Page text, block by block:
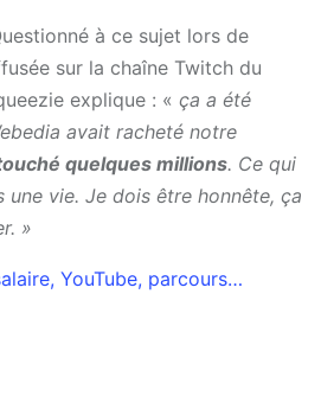
à ce sujet lors de
sur la chaîne Twitch du
explique : « ça a été
avait racheté notre
quelques millions. Ce qui
une vie. Je dois être honnête, ça
»
YouTube, parcours…